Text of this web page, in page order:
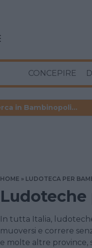
CONCEPIRE
HOME LUDOTECA PER
In tutta Italia,
muoversi e correre
e molte altre province,